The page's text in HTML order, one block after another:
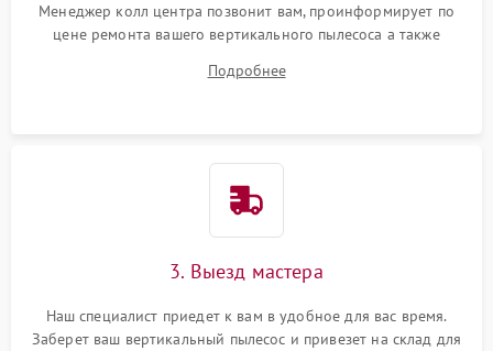
Менеджер колл центра позвонит вам, проинформирует по
цене ремонта вашего вертикального пылесоса а также
Подробнее
3. Выезд мастера
Наш специалист приедет к вам в удобное для вас время.
Заберет ваш вертикальный пылесос и привезет на склад для